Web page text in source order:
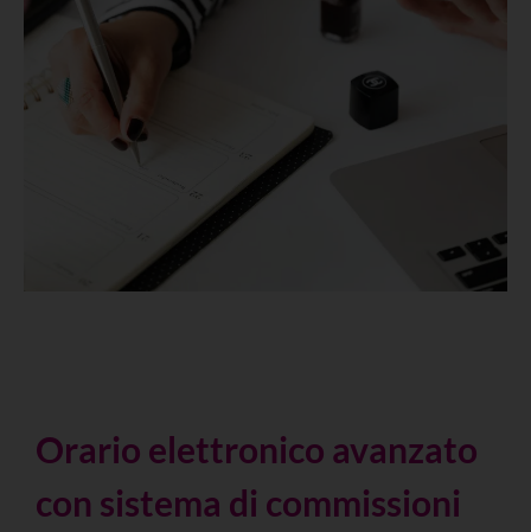
Orario elettronico avanzato
con sistema di commissioni